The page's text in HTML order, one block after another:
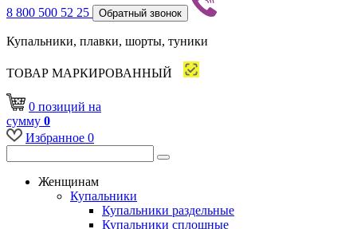
8 800 500 52 25 Обратный звонок
Купальники, плавки, шорты, туники
ТОВАР МАРКИРОВАННЫЙ
0 позиций на
сумму 0
Избранное 0
Женщинам
Купальники
Купальники раздельные
Купальники сплошные